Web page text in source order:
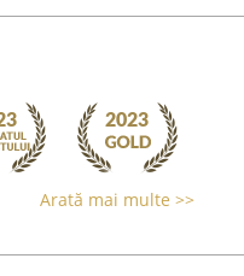
Arată mai multe >>